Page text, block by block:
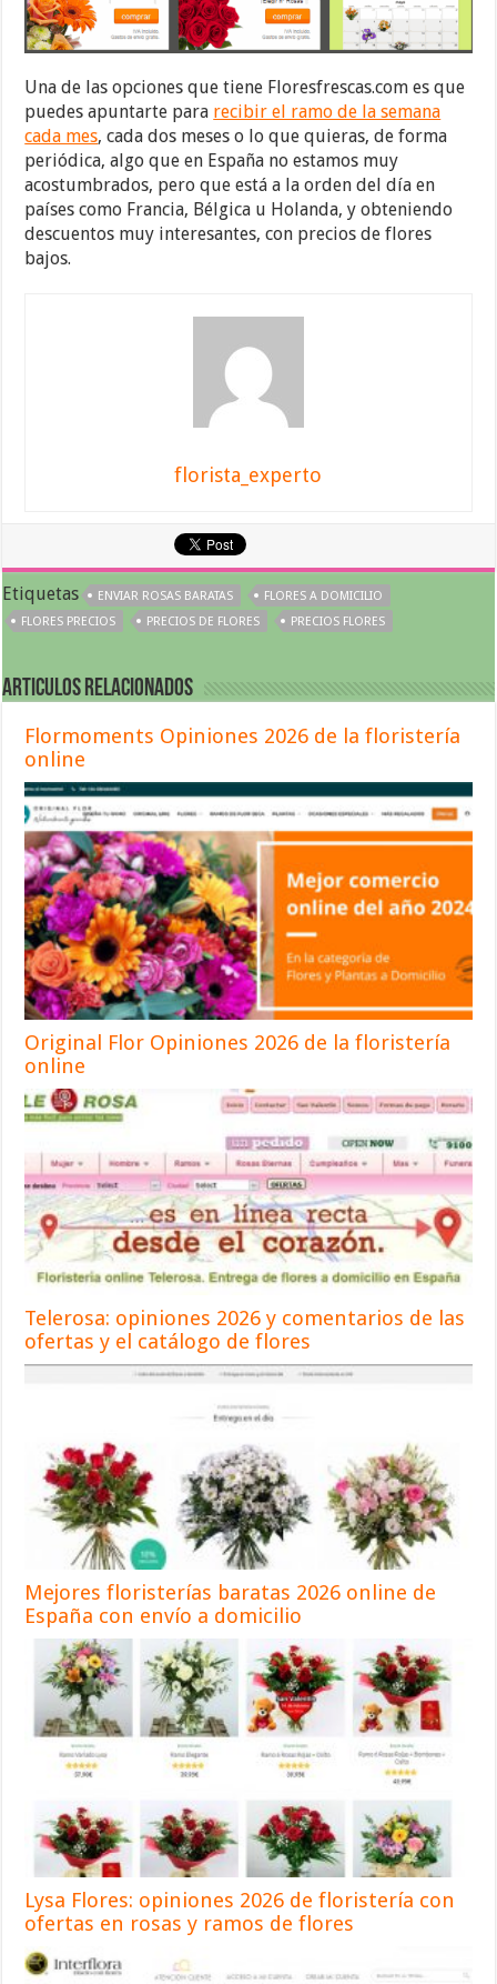
Una de las opciones que tiene Floresfrescas.com es que
puedes apuntarte para recibir el ramo de la semana
cada mes, cada dos meses o lo que quieras, de forma
periódica, algo que en España no estamos muy
acostumbrados, pero que está a la orden del día en
países como Francia, Bélgica u Holanda, y obteniendo
descuentos muy interesantes, con precios de flores
bajos.
florista_experto
Etiquetas ENVIAR ROSAS BARATAS
FLORES A DOMICILIO
FLORES PRECIOS
PRECIOS DE FLORES PRECIOS FLORES
Articulos relacionados
Flormoments Opiniones 2026 de la floristería
online
Original Flor Opiniones 2026 de la floristería
online
Telerosa: opiniones 2026 y comentarios de las
ofertas y el catálogo de flores
Mejores floristerías baratas 2026 online de
España con envío a domicilio
Lysa Flores: opiniones 2026 de floristería con
ofertas en rosas y ramos de flores